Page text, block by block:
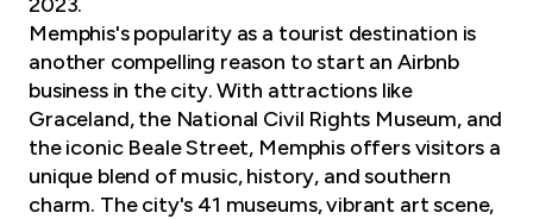
Memphis's popularity as a tourist destination is
another compelling reason to start an Airbnb
business in the city. With attractions like
Graceland, the National Civil Rights Museum, and
the iconic Beale Street, Memphis offers visitors a
unique blend of music, history, and southern
charm. The city's 41 museums, vibrant art scene,